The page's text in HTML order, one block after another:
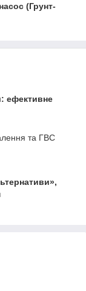
(Грунт-
ефективне
та ГВС